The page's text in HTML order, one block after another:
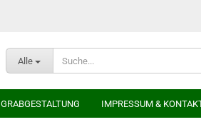
Alle
GRABGESTALTUNG IMPRESSUM &